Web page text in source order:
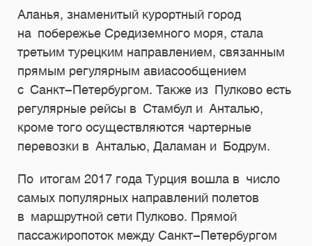
Аланья, знаменитый курортный город
на побережье Средиземного моря, стала
третьим турецким направлением, связанным
прямым регулярным авиасообщением
с Санкт-Петербургом. Также из Пулково есть
регулярные рейсы в Стамбул и Анталью,
кроме того осуществляются чартерные
перевозки в Анталью, Даламан и Бодрум.
По итогам 2017 года Турция вошла в число
самых популярных направлений полетов
в маршрутной сети Пулково. Прямой
пассажиропоток между Санкт-Петербургом